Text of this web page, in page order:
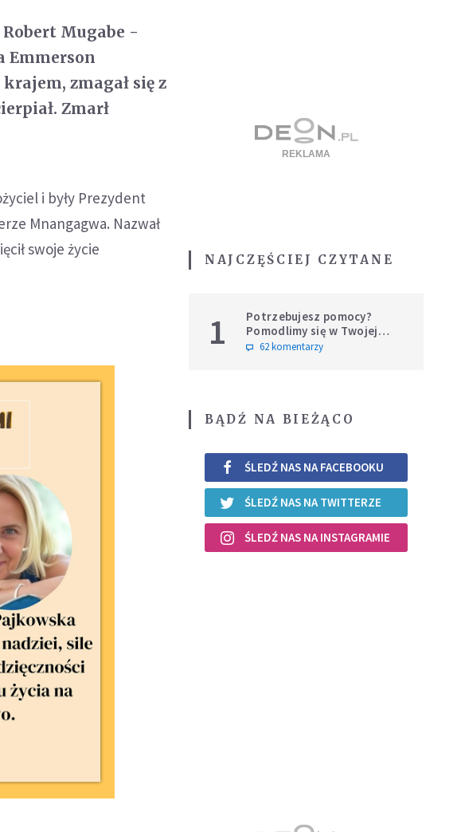
Mugabe -
Emmerson
zmagał się z
Zmarł
i były Prezydent
Mnangagwa. Nazwał
swoje życie
NAJCZĘŚCIEJ CZYTANE
1
Potrzebujesz pomocy?
Pomodlimy się w Twojej
intencji
62 komentarzy
BĄDŹ NA BIEŻĄCO
ŚLEDŹ NAS NA FACEBOOKU
ŚLEDŹ NAS NA TWITTERZE
ŚLEDŹ NAS NA INSTAGRAMIE